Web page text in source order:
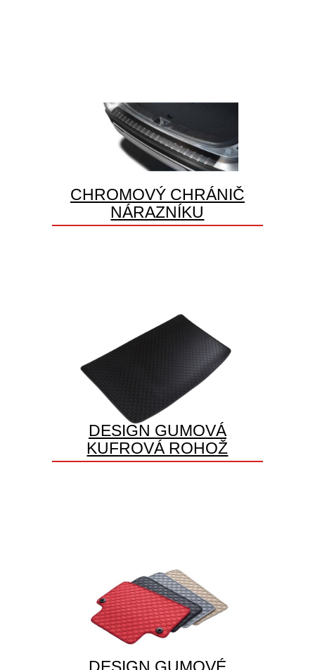
CHROMOVÝ CHRÁNIČ
NÁRAZNÍKU
DESIGN GUMOVÁ
KUFROVÁ ROHOŽ
DESIGN GUMOVÉ